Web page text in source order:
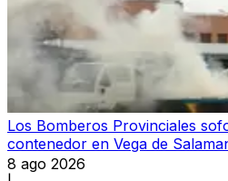
Los Bomberos Provinciales
contenedor en Vega de
8 ago 2026